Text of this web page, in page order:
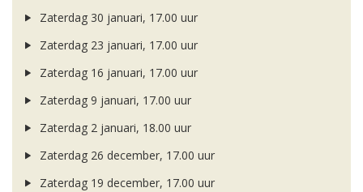
Zaterdag 30 januari, 17.00 uur
Zaterdag 23 januari, 17.00 uur
Zaterdag 16 januari, 17.00 uur
Zaterdag 9 januari, 17.00 uur
Zaterdag 2 januari, 18.00 uur
Zaterdag 26 december, 17.00 uur
Zaterdag 19 december, 17.00 uur